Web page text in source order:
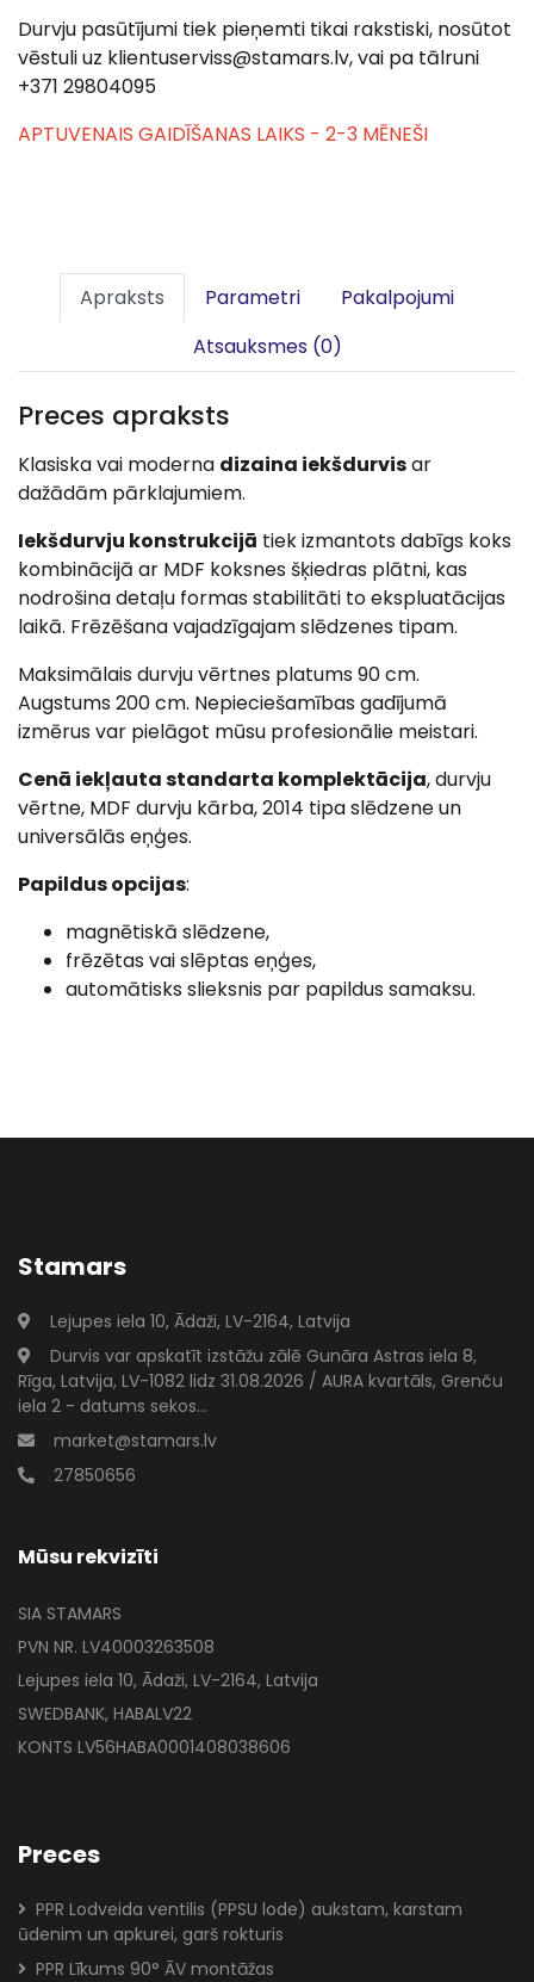
Durvju pasūtījumi tiek pieņemti tikai rakstiski, nosūtot
vēstuli uz klientuserviss@stamars.lv, vai pa tālruni
+371 29804095
APTUVENAIS GAIDĪŠANAS LAIKS - 2-3 MĒNEŠI
Apraksts Parametri
Pakalpojumi
Atsauksmes (0)
Preces apraksts
Klasiska vai moderna dizaina iekšdurvisar
dažādām pārklajumiem.
Iekšdurvju konstrukcijā tiek izmantots dabīgs koks
kombinācijā ar MDF koksnes šķiedras plātni, kas
nodrošina detaļu formas stabilitāti to ekspluatācijas
laikā. Frēzēšana vajadzīgajam slēdzenes tipam.
Maksimālais durvju vērtnes platums 90 cm.
Augstums 200 cm. Nepieciešamības gadījumā
izmērus var pielāgot mūsu profesionālie meistari.
Cenā iekļauta standarta komplektācija, durvju
vērtne, MDF durvju kārba, 2014 tipa slēdzene un
universālās eņģes.
Papildus opcijas:
magnētiskā slēdzene,
frēzētas vai slēptas eņģes,
automātisks slieksnis par papildus samaksu.
Stamars
Lejupes iela 10, Ādaži, LV-2164, Latvija
Durvis var apskatīt izstāžu zālē Gunāra Astras iela 8,
Rīga, Latvija, LV-1082 lidz 31.08.2026 / AURA kvartāls, Grenču
iela 2 - datums sekos...
market@stamars.lv
27850656
Mūsu rekvizīti
SIA STAMARS
PVN NR. LV40003263508
Lejupes iela 10, Ādaži, LV-2164, Latvija
SWEDBANK, HABALV22
KONTS LV56HABA0001408038606
Preces
PPR Lodveida ventilis (PPSU lode) aukstam, karstam
ūdenim un apkurei, garš rokturis
PPR Līkums 90° ĀV montāžas